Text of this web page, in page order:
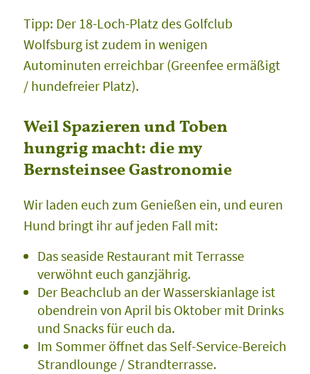
Tipp: Der 18-Loch-Platz des Golfclub
Wolfsburg ist zudem in wenigen
Autominuten erreichbar (Greenfee ermäßigt
/ hundefreier Platz).
Weil Spazieren und Toben
hungrig macht: die my
Bernsteinsee Gastronomie
Wir laden euch zum Genießen ein, und euren
Hund bringt ihr auf jeden Fall mit:
Das seaside Restaurant mit Terrasse
verwöhnt euch ganzjährig.
Der Beachclub an der Wasserskianlage ist
obendrein von April bis Oktober mit Drinks
und Snacks für euch da.
Im Sommer öffnet das Self-Service-Bereich
Strandlounge / Strandterrasse.